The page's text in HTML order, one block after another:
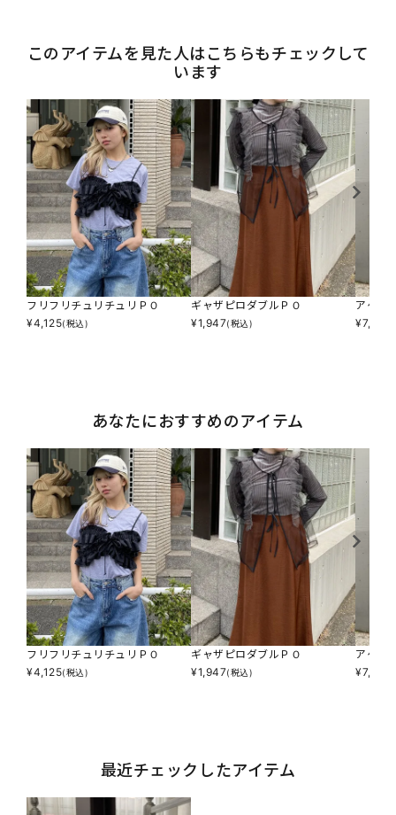
このアイテムを見た人はこちらもチェックして
います
フリフリチュリチュリＰＯ
¥4,125(税込)
ギャザピロダブルＰＯ
¥1,947(税込)
アゲサ
¥7,590
あなたにおすすめのアイテム
フリフリチュリチュリＰＯ
¥4,125(税込)
ギャザピロダブルＰＯ
¥1,947(税込)
アゲサ
¥7,590
最近チェックしたアイテム